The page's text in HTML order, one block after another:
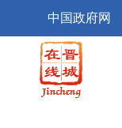
中国政府网